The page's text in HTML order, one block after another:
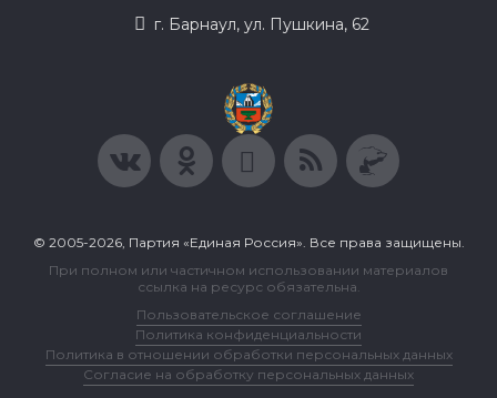
г. Барнаул, ул. Пушкина, 62
© 2005-2026, Партия «Единая Россия». Все права защищены.
При полном или частичном использовании материалов
ссылка на ресурс обязательна.
Пользовательское соглашение
Политика конфиденциальности
Политика в отношении обработки персональных данных
Согласие на обработку персональных данных